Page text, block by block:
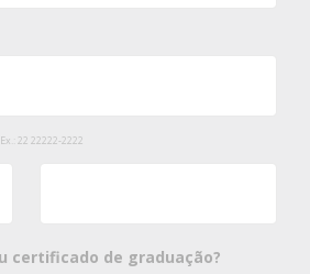
Ex.: 22 22222-2222
certificado de graduação?